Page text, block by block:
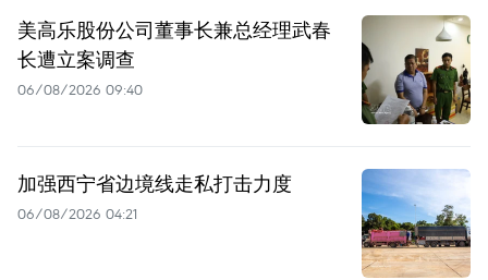
美高乐股份公司董事长兼总经理武春
长遭立案调查
06/08/2026 09:40
加强西宁省边境线走私打击力度
06/08/2026 04:21